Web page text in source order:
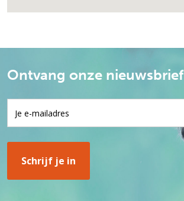
Ontvang onze nieuwsbrief